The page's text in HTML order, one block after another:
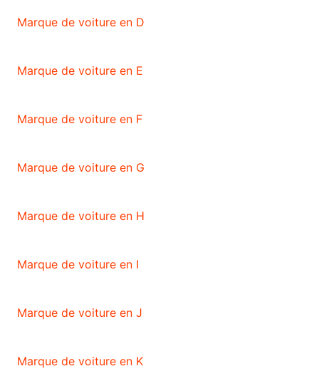
Marque de voiture en D
Marque de voiture en E
Marque de voiture en F
Marque de voiture en G
Marque de voiture en H
Marque de voiture en I
Marque de voiture en J
Marque de voiture en K